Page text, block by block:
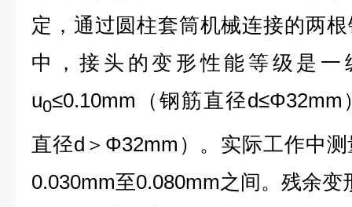
定，通过圆柱套筒机械连接的两
中，接头的变形性能等级是
u0≤0.10mm （钢筋直径d≤Φ32mm
直径d ＞ Φ32mm ）。实际工作中
0.030mm至0.080mm之间。残余变